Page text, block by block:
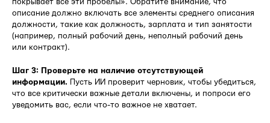
описание должно включать все элементы среднего описания
должности, такие как должность, зарплата и тип занятости
(например, полный рабочий день, неполный рабочий день
или контракт).
Шаг 3: Проверьте на наличие отсутствующей
информации. Пусть ИИ проверит черновик, чтобы убедиться,
что все критически важные детали включены, и попроси его
уведомить вас, если что-то важное не хватает.